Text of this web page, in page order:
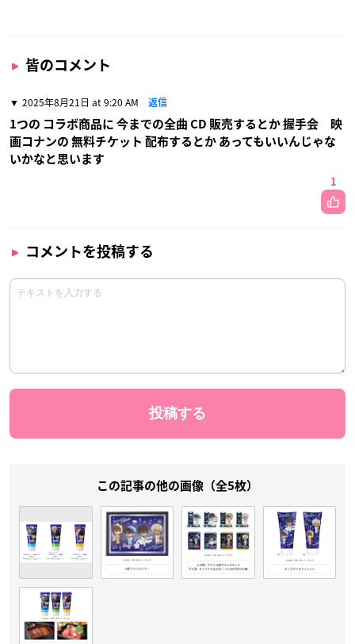
皆のコメント
2025年8月21日 at 9:20 AM 返信
1つの コラボ商品に 今までの全曲 CD 販売するとか 握手会 映
画コナンの 無料チケット 配布するとか あってもいいんじゃな
いかなと思います
1
コメントを投稿する
この記事の他の画像（全5枚）